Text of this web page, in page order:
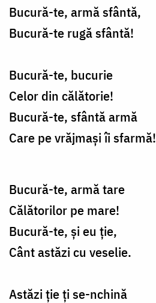
Bucură-te, armă sfântă,
Bucură-te rugă sfântă!
Bucură-te, bucurie
Celor din călătorie!
Bucură-te, sfântă armă
Care pe vrăjmaşi îi sfarmă!
Bucură-te, armă tare
Călătorilor pe mare!
Bucură-te, şi eu ţie,
Cânt astăzi cu veselie.
Astăzi ţie ţi se-nchină